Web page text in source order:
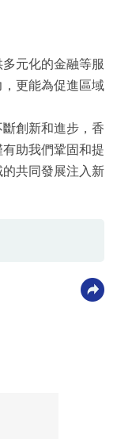
元化的金融等服
更能為促進區域
創新和進步，香
助我們鞏固和提
共同發展注入新